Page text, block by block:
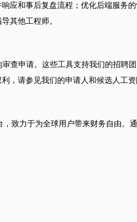
应和事后复盘流程；优化后端服务
其他工程师。
查申请。这些工具支持我们的招
，请参见我们的申请人和候选人工资
，致力于为全球用户带来财务自由